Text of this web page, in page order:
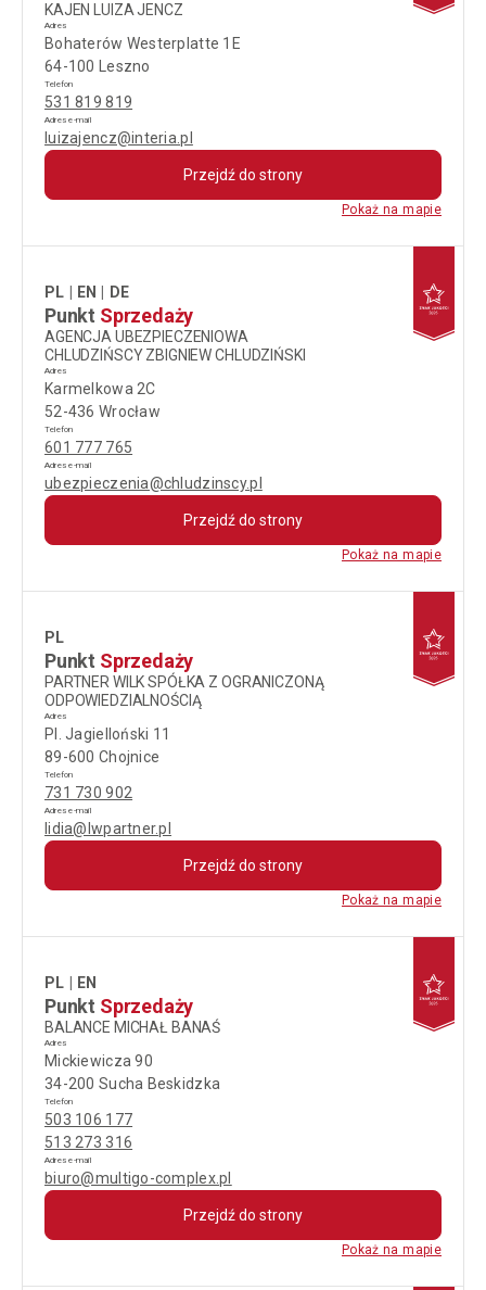
KAJEN LUIZA JENCZ
Adres
Bohaterów Westerplatte 1E
64-100 Leszno
Telefon
531 819 819
Adres e-mail
luizajencz@interia.pl
Przejdź do strony
Pokaż na mapie
PL EN DE
Punkt Sprzedaży
AGENCJA UBEZPIECZENIOWA
CHLUDZIŃSCY ZBIGNIEW CHLUDZIŃSKI
Adres
Karmelkowa 2C
52-436 Wrocław
Telefon
601 777 765
Adres e-mail
ubezpieczenia@chludzinscy.pl
Przejdź do strony
Pokaż na mapie
PL
Punkt Sprzedaży
PARTNER WILK SPÓŁKA Z OGRANICZONĄ
ODPOWIEDZIALNOŚCIĄ
Adres
Pl. Jagielloński 11
89-600 Chojnice
Telefon
731 730 902
Adres e-mail
lidia@lwpartner.pl
Przejdź do strony
Pokaż na mapie
PL EN
Punkt Sprzedaży
BALANCE MICHAŁ BANAŚ
Adres
Mickiewicza 90
34-200 Sucha Beskidzka
Telefon
503 106 177
513 273 316
Adres e-mail
biuro@multigo-complex.pl
Przejdź do strony
Pokaż na mapie